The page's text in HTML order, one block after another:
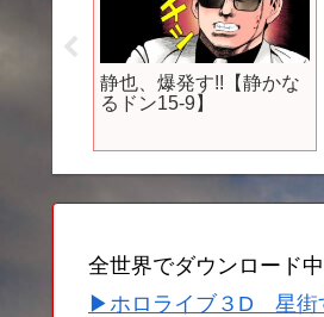
静也、爆発す!!【静かな
るドン15-9】
全世界でダウンロード中
▶ホロライブ３D 星街